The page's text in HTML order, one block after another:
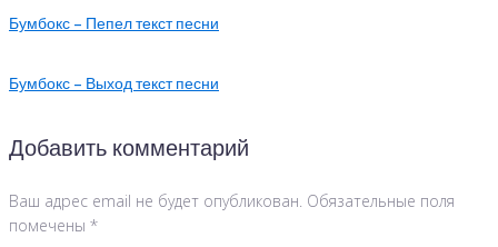
Бумбокс – Пепел текст песни
Бумбокс – Выход текст песни
Добавить комментарий
Ваш адрес email не будет опубликован. Обязательные поля
помечены *